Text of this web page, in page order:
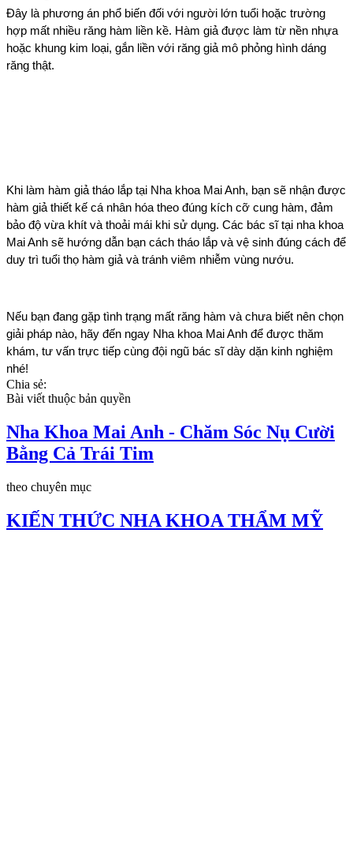
Đây là phương án phổ biến đối với người lớn tuổi hoặc trường
hợp mất nhiều răng hàm liền kề. Hàm giả được làm từ nền nhựa
hoặc khung kim loại, gắn liền với răng giả mô phỏng hình dáng
răng thật.
Khi làm hàm giả tháo lắp tại Nha khoa Mai Anh, bạn sẽ nhận được
hàm giả thiết kế cá nhân hóa theo đúng kích cỡ cung hàm, đảm
bảo độ vừa khít và thoải mái khi sử dụng. Các bác sĩ tại nha khoa
Mai Anh sẽ hướng dẫn bạn cách tháo lắp và vệ sinh đúng cách để
duy trì tuổi thọ hàm giả và tránh viêm nhiễm vùng nướu.
Nếu bạn đang gặp tình trạng mất răng hàm và chưa biết nên chọn
giải pháp nào, hãy đến ngay Nha khoa Mai Anh để được thăm
khám, tư vấn trực tiếp cùng đội ngũ bác sĩ dày dặn kinh nghiệm
nhé!
Chia sẻ:
Bài viết thuộc bản quyền
Nha Khoa Mai Anh - Chăm Sóc Nụ Cười
Bằng Cả Trái Tim
theo chuyên mục
KIẾN THỨC NHA KHOA THẨM MỸ